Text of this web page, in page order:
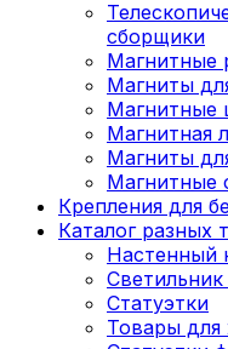
сборщики
Магнитные
Магниты
Магнитные
Магнитная
Магниты
Магнитные
Крепления для
Каталог разных
Настенный
Статуэтки
Товары